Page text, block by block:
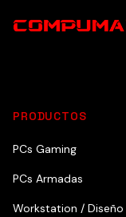
PRODUCTOS
PCs Gaming
PCs Armadas
Workstation / Diseño